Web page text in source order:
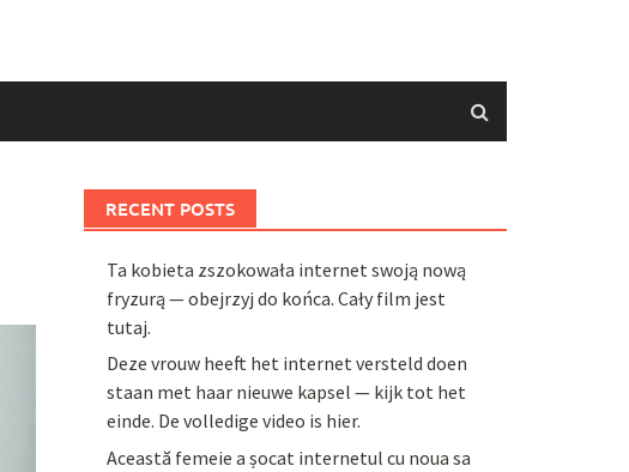
RECENT POSTS
Ta kobieta zszokowała internet swoją nową
fryzurą — obejrzyj do końca. Cały film jest
tutaj.
Deze vrouw heeft het internet versteld doen
staan met haar nieuwe kapsel — kijk tot het
einde. De volledige video is hier.
Această femeie a șocat internetul cu noua sa